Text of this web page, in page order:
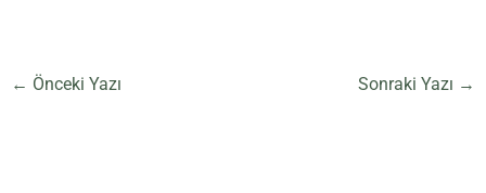
← Önceki Yazı Sonraki Yazı →